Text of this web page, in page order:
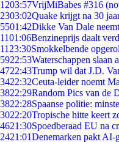
1203:57VrijMiBabes #316
2303:02Quake krijgt na 30
5501:42Dikke Van Dale
1101:06Benzineprijs daalt
11 23:30Smokkelbende
5922:53Waterschappen slaan
4722:43Trump wil dat J.D.
3422:32Ceuta-leider noemt
3822:29Random Pics van de
3822:28Spaanse politie:
3022:20Tropische hitte keert
4621:30Spoedberaad EU na
2421:01Denemarken pakt AI-